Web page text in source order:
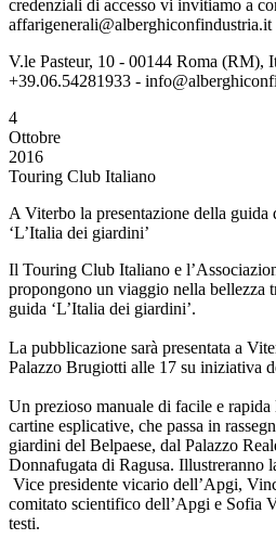
credenziali di accesso vi invitiamo a
affarigenerali@alberghiconfindustria.it
V.le Pasteur, 10 - 00144 Roma (RM),
+39.06.54281933 -
4
Ottobre
2016
Touring Club Italiano
A Viterbo la presentazione della
‘L’Italia dei giardini’
Il Touring Club Italiano e
propongono un viaggio nella bellezza
guida ‘L’Italia dei giardini’.
La pubblicazione sarà presentata a
Palazzo Brugiotti alle 17 su iniziativa
Un prezioso manuale di facile e
cartine esplicative, che passa in
giardini del Belpaese, dal Palazzo
Donnafugata di Ragusa. Illustreranno
Vice presidente vicario dell’Apgi,
comitato scientifico dell’Apgi e Sofia
testi.